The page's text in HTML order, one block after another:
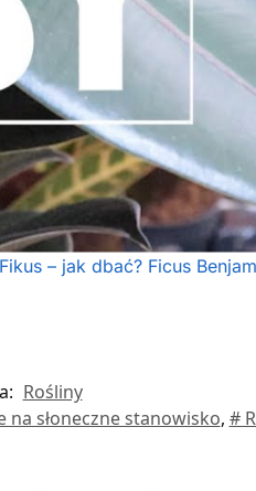
– jak dbać? Ficus
Rośliny
na słoneczne stanowisko, #